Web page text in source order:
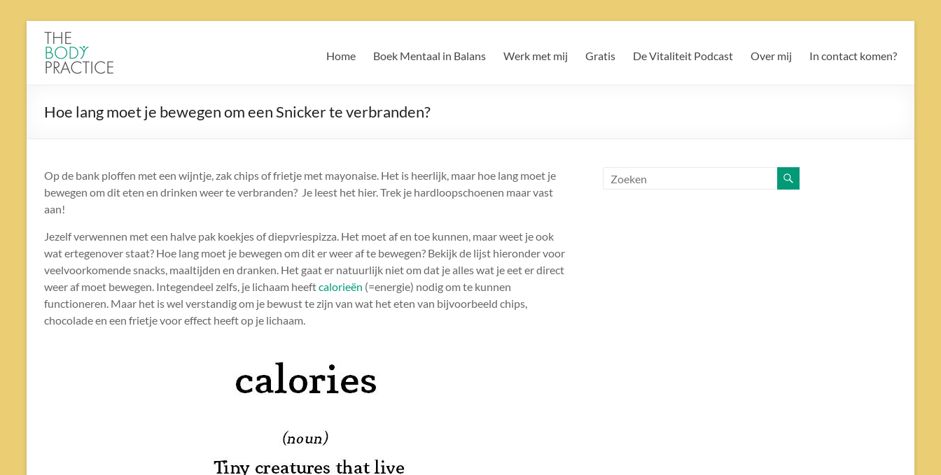
inhoud
The
Body
Practice
Home Boek Mentaal in Balans Werk met mij Gratis De Vitaliteit Podcast Over mij In contact komen?
Hoe lang moet je bewegen om een Snicker te verbranden?
Op de bank ploffen met een wijntje, zak chips of frietje met mayonaise. Het is heerlijk, maar hoe lang moet je
bewegen om dit eten en drinken weer te verbranden? Je leest het hier. Trek je hardloopschoenen maar vast
aan!
Jezelf verwennen met een halve pak koekjes of diepvriespizza. Het moet af en toe kunnen, maar weet je ook
wat ertegenover staat? Hoe lang moet je bewegen om dit er weer af te bewegen? Bekijk de lijst hieronder voor
veelvoorkomende snacks, maaltijden en dranken. Het gaat er natuurlijk niet om dat je alles wat je eet er direct
weer af moet bewegen. Integendeel zelfs, je lichaam heeftcalorieën (=energie) nodig om te kunnen
functioneren. Maar het is wel verstandig om je bewust te zijn van wat het eten van bijvoorbeeld chips,
chocolade en een frietje voor effect heeft op je lichaam.